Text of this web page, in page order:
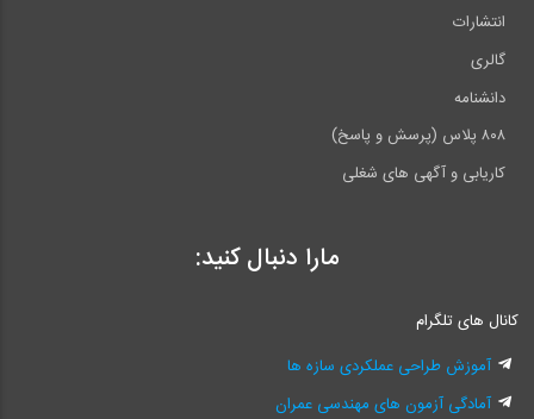
انتشارات
گالری
دانشنامه
۸۰۸ پلاس (پرسش و پاسخ)
کاریابی و آگهی های شغلی
مارا دنبال کنید:
کانال های تلگرام
آموزش طراحی عملکردی سازه ها
آمادگی آزمون های مهندسی عمران